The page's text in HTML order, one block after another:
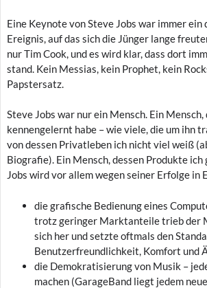
Eine Keynote von Steve Jobs war immer ein
Ereignis, auf das sich die Jünger lange
nur Tim Cook, und es wird klar, dass dort
stand. Kein Messias, kein Prophet, kein
Papstersatz.
Steve Jobs war nur ein Mensch. Ein Mensch,
kennengelernt habe – wie viele, die um ihn
von dessen Privatleben ich nicht viel weiß
Biografie). Ein Mensch, dessen Produkte ich
Jobs wird vor allem wegen seiner Erfolge in
die grafische Bedienung eines
trotz geringer Marktanteile trieb der
sich her und setzte oftmals den
Benutzerfreundlichkeit, Komfort und
die Demokratisierung von Musik –
machen (GarageBand liegt jedem